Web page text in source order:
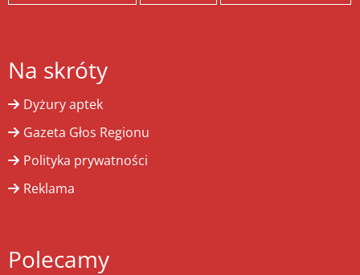
Na skróty
Dyżury aptek
Gazeta Głos Regionu
Polityka prywatności
Reklama
Polecamy